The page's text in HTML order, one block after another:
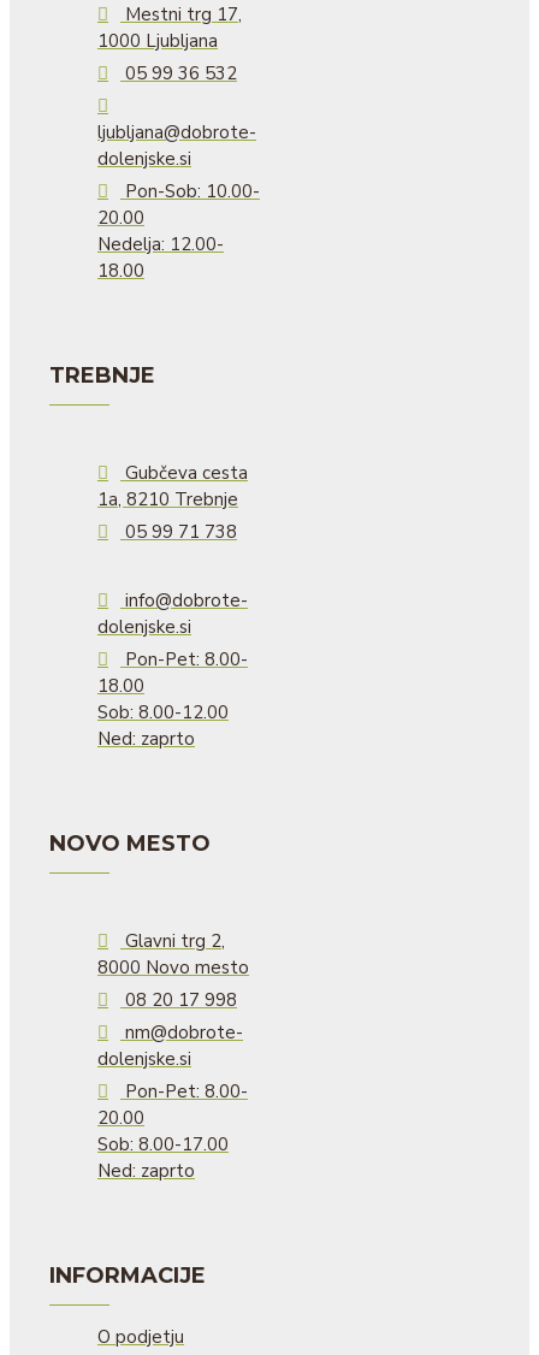
Mestni trg 17,
1000 Ljubljana
05 99 36 532
ljubljana@dobrote-
dolenjske.si
Pon-Sob: 10.00-
20.00
Nedelja: 12.00-
18.00
TREBNJE
Gubčeva cesta
1a, 8210 Trebnje
05 99 71 738
info@dobrote-
dolenjske.si
Pon-Pet: 8.00-
18.00
Sob: 8.00-12.00
Ned: zaprto
NOVO MESTO
Glavni trg 2,
8000 Novo mesto
08 20 17 998
nm@dobrote-
dolenjske.si
Pon-Pet: 8.00-
20.00
Sob: 8.00-17.00
Ned: zaprto
INFORMACIJE
O podjetju